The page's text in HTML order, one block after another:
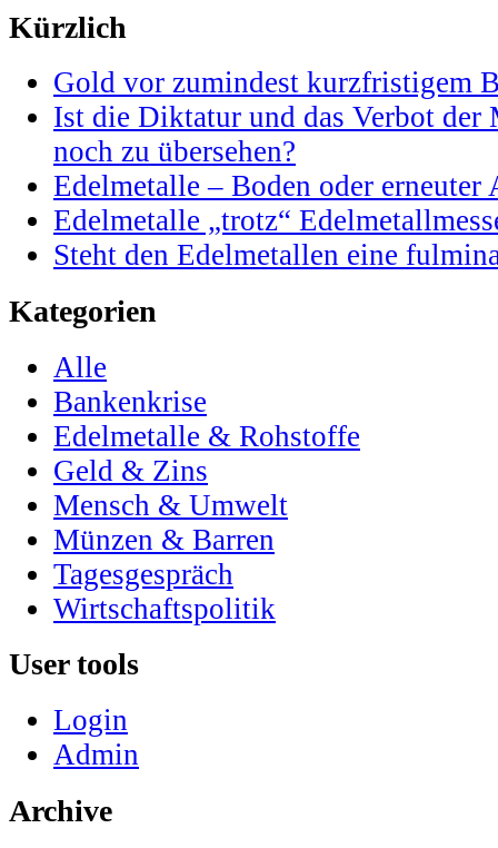
Kürzlich
Gold vor zumindest kurzfristigem
Ist die Diktatur und das Verbot
noch zu übersehen?
Edelmetalle – Boden oder erneuter
Edelmetalle „trotz“
Steht den Edelmetallen eine
Kategorien
Alle
Bankenkrise
Edelmetalle & Rohstoffe
Geld & Zins
Mensch & Umwelt
Münzen & Barren
Tagesgespräch
Wirtschaftspolitik
User tools
Login
Admin
Archive